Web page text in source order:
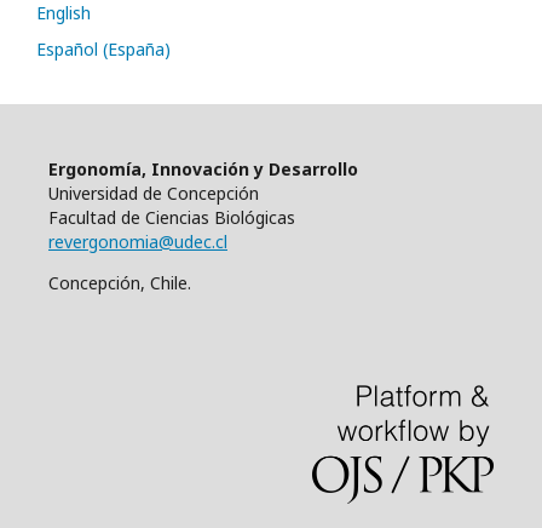
English
Español (España)
Ergonomía, Innovación y Desarrollo
Universidad de Concepción
Facultad de Ciencias Biológicas
revergonomia@udec.cl
Concepción, Chile.